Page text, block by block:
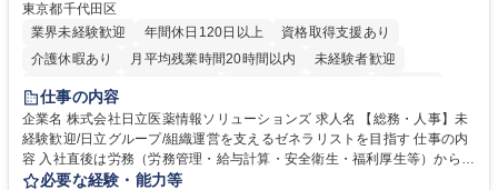
東京都千代田区
業界未経験歓迎
年間休日120日以上
資格取得支援あり
介護休暇あり
月平均残業時間20時間以内
未経験者歓迎
住宅手当あり
育休あり
完全週休2日制 交通費支給 土日祝休み 寮・社宅あり
仕事の内容
企業名 株式会社日立医薬情報ソリューションズ 求人名 【総務・人事】未
経験歓迎/日立グループ/組織運営を支えるゼネラリストを目指す 仕事の内
容 入社直後は労務（労務管理・給与計算・安全衛生・福利厚生等）からお
任せいたします。将来は総務・採用・教育業務へ守備範囲を広げ、組織運
必要な経験・能力等